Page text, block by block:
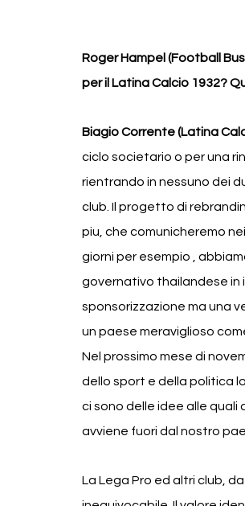
Roger Hampel (Football
per il Latina Calcio 1932?
Biagio Corrente (Latina
ciclo societario o per una
rientrando in nessuno dei
club. Il progetto di
piu, che comunicheremo
giorni per esempio ,
governativo thailandese in
sponsorizzazione ma una
un paese meraviglioso
Nel prossimo mese di
dello sport e della politica
ci sono delle idee alle
avviene fuori dal nostro
La Lega Pro ed altri club,